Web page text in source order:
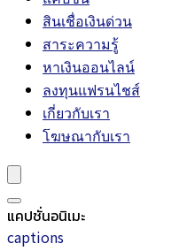
สินเชื่อเงินด่วน
สาระความรู้
หาเงินออนไลน์
ลงทุนแฟรนไชส์
เกี่ยวกับเรา
โฆษณากับเรา
แคปชั่นอนิเมะ
captions